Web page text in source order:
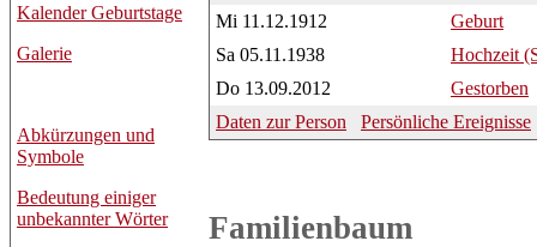
Kalender Geburtstage
Galerie
Abkürzungen und
Symbole
Bedeutung einiger
unbekannter Wörter
Mi 11.12.1912
Geburt
Sa 05.11.1938
Hochzeit
Do 13.09.2012
Gestorben
Daten zur Person
Persönliche Ereignisse
Familienbaum